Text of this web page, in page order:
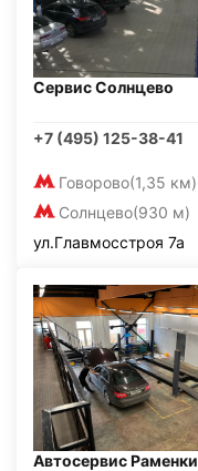
Сервис Солнцево
+7 (495) 125-38-41
Говорово(1,35 км)
Солнцево(930 м)
ул.Главмосстроя 7а
Автосервис Раменки